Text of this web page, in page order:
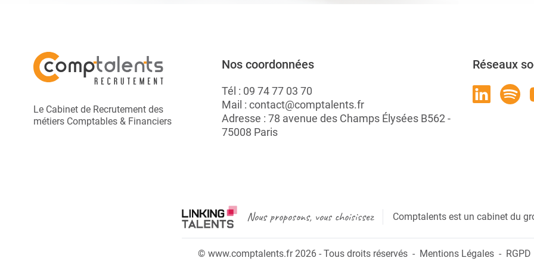
Le Cabinet de Recrutement des
métiers Comptables & Financiers
Nos coordonnées
Tél : 09 74 77 03 70
Mail : contact@comptalents.fr
Adresse : 78 avenue des Champs Élysées B562 -
75008 Paris
Réseaux
Nous proposons, vous choisissez Comptalents est un cabinet du
© www.comptalents.fr 2026 - Tous droits réservés Mentions Légales RGPD